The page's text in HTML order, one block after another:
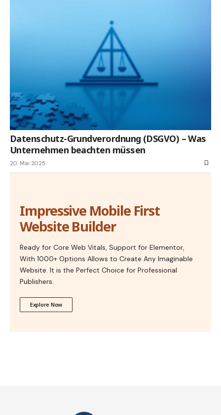
Datenschutz-Grundverordnung (DSGVO) – Was
Unternehmen beachten müssen
20. Mai 2025
Impressive Mobile First
Website Builder
Ready for Core Web Vitals, Support for Elementor,
With 1000+ Options Allows to Create Any Imaginable
Website. It is the Perfect Choice for Professional
Publishers.
Explore Now